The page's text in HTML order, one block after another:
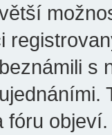
s
fóru objeví.